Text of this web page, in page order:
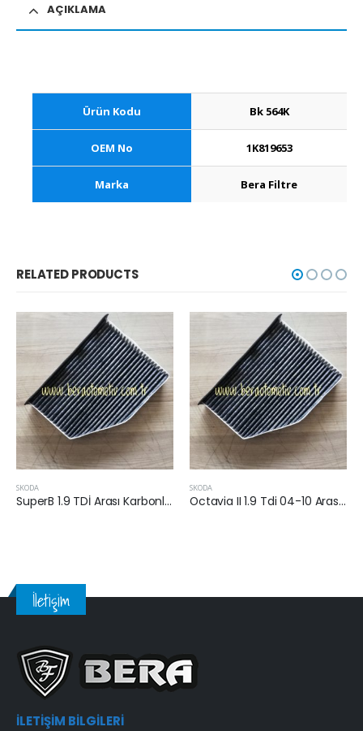
AÇIKLAMA
Ürün Kodu Bk 564K
OEM No 1K819653
Marka Bera Filtre
RELATED PRODUCTS
SKODA
SuperB 1.9 TDİ Arası Karbonlu Polen Filtresi (BLS-BXE)
SKODA
Octavia II 1.9 Tdi 04-10 Arası Karbonlu Polen Filtresi (BJB-BKC-BLS)
İletişim
İLETIŞIM BILGILERI